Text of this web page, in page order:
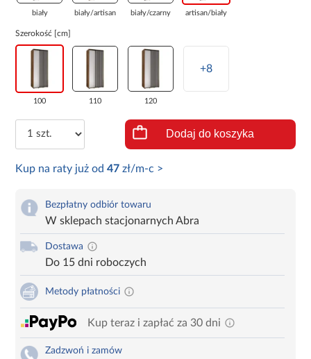
biały biały/artisan biały/czarny artisan/biały
Szerokość [cm]
100 110 120
+8
Dodaj do koszyka
Kup na raty już od47 zł/m-c >
Bezpłatny odbiór towaru
W sklepach stacjonarnych Abra
Dostawa
Do 15 dni roboczych
Metody płatności
Kup teraz i zapłać za 30 dni
Zadzwoń i zamów